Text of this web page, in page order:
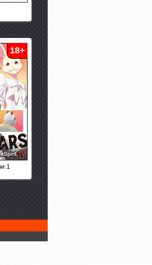
1
18+